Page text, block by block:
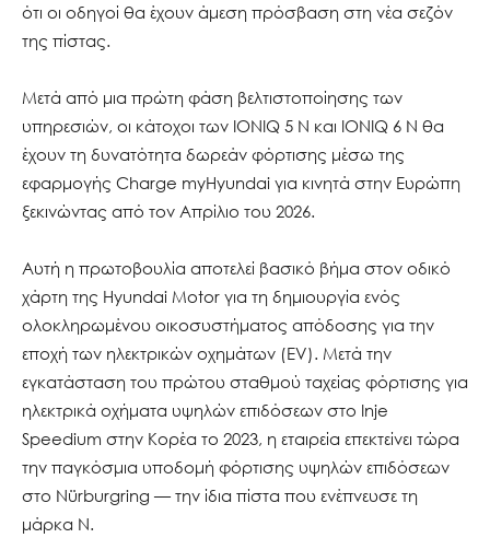
ότι οι οδηγοί θα έχουν άμεση πρόσβαση στη νέα σεζόν
της πίστας.
Μετά από μια πρώτη φάση βελτιστοποίησης των
υπηρεσιών, οι κάτοχοι των IONIQ 5 N και IONIQ 6 N θα
έχουν τη δυνατότητα δωρεάν φόρτισης μέσω της
εφαρμογής Charge myHyundai για κινητά στην Ευρώπη
ξεκινώντας από τον Απρίλιο του 2026.
Αυτή η πρωτοβουλία αποτελεί βασικό βήμα στον οδικό
χάρτη της Hyundai Motor για τη δημιουργία ενός
ολοκληρωμένου οικοσυστήματος απόδοσης για την
εποχή των ηλεκτρικών οχημάτων (EV). Μετά την
εγκατάσταση του πρώτου σταθμού ταχείας φόρτισης για
ηλεκτρικά οχήματα υψηλών επιδόσεων στο Inje
Speedium στην Κορέα το 2023, η εταιρεία επεκτείνει τώρα
την παγκόσμια υποδομή φόρτισης υψηλών επιδόσεων
στο Nürburgring — την ίδια πίστα που ενέπνευσε τη
μάρκα N.